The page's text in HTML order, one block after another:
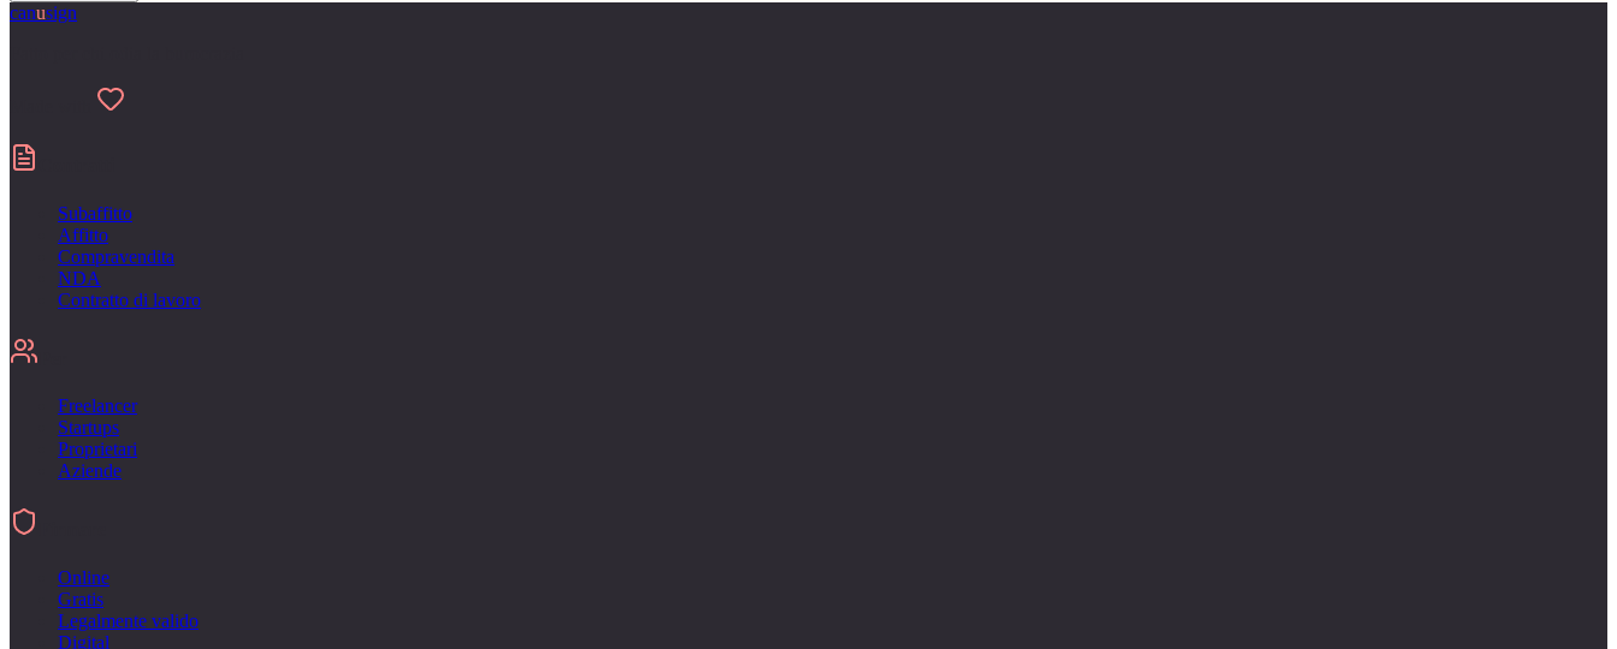
canusign
Subaffitto
Affitto
Compravendita
NDA
Contratto di lavoro
Freelancer
Startups
Proprietari
Aziende
Online
Gratis
Legalmente valido
Digital